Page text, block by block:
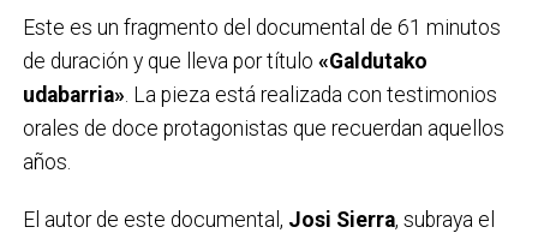
Este es un fragmento del documental de 61 minutos
de duración y que lleva por título «Galdutako
udabarria» . La pieza está realizada con testimonios
orales de doce protagonistas que recuerdan aquellos
años.
El autor de este documental, Josi Sierra, subraya el